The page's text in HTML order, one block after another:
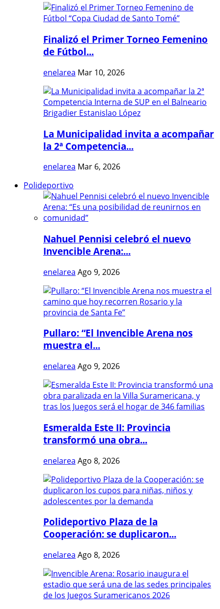
Finalizó el Primer Torneo Femenino
de Fútbol...
enelarea Mar 10, 2026
La Municipalidad invita a acompañar
la 2ª Competencia...
enelarea Mar 6, 2026
Polideportivo
Nahuel Pennisi celebró el nuevo
Invencible Arena:...
enelarea Ago 9, 2026
Pullaro: “El Invencible Arena nos
muestra el...
enelarea Ago 9, 2026
Esmeralda Este II: Provincia
transformó una obra...
enelarea Ago 8, 2026
Polideportivo Plaza de la
Cooperación: se duplicaron...
enelarea Ago 8, 2026